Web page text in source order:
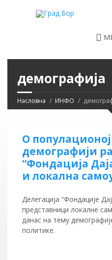
демографија
Насловна ИНФО
О
демографији
“Фондација
и локална
Делегација “Фондације
представници локалне
данас на тему
политике.